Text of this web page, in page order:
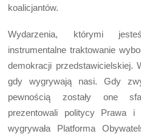
koalicjantów.
Wydarzenia, którymi
instrumentalne traktowanie
demokracji przedstawicielskiej.
gdy wygrywają nasi. Gdy
pewnością zostały one
prezentowali politycy Prawa i
wygrywała Platforma